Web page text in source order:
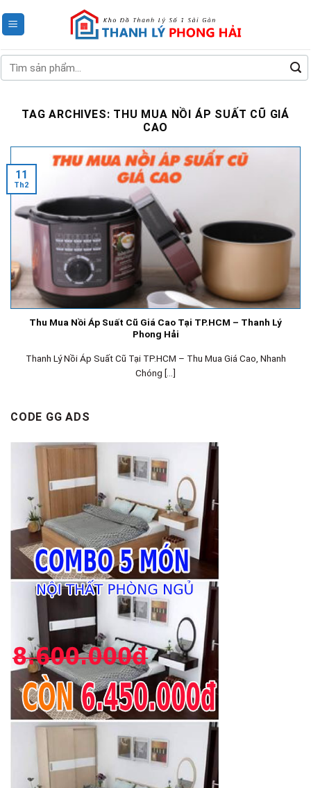
to
Tìm
kiếm:
TAG ARCHIVES: THU MUA NỒI ÁP SUẤT CŨ GIÁ
CAO
Thu Mua Nồi Áp Suất Cũ Giá Cao Tại TP.HCM – Thanh Lý
Phong Hải
Thanh Lý Nồi Áp Suất Cũ Tại TP.HCM – Thu Mua Giá Cao, Nhanh
Chóng [...]
11
Th2
CODE GG ADS